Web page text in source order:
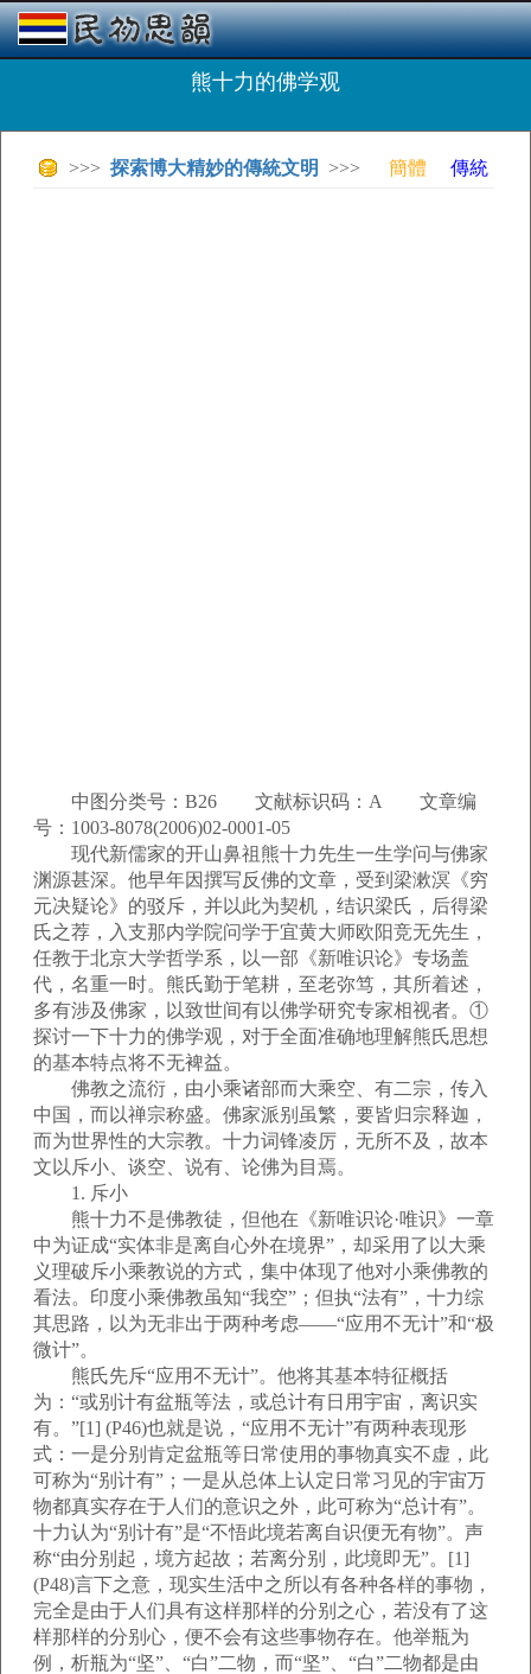
熊十力的佛学观
>>> 探索博大精妙的傳統文明 >>> 簡體 傳統
中图分类号：B26 文献标识码：A 文章编
号：1003-8078(2006)02-0001-05
现代新儒家的开山鼻祖熊十力先生一生学问与佛家
渊源甚深。他早年因撰写反佛的文章，受到梁漱溟《穷
元决疑论》的驳斥，并以此为契机，结识梁氏，后得梁
氏之荐，入支那内学院问学于宜黄大师欧阳竞无先生，
任教于北京大学哲学系，以一部《新唯识论》专场盖
代，名重一时。熊氏勤于笔耕，至老弥笃，其所着述，
多有涉及佛家，以致世间有以佛学研究专家相视者。①
探讨一下十力的佛学观，对于全面准确地理解熊氏思想
的基本特点将不无裨益。
佛教之流衍，由小乘诸部而大乘空、有二宗，传入
中国，而以禅宗称盛。佛家派别虽繁，要皆归宗释迦，
而为世界性的大宗教。十力词锋凌厉，无所不及，故本
文以斥小、谈空、说有、论佛为目焉。
1. 斥小
熊十力不是佛教徒，但他在《新唯识论·唯识》一章
中为证成“实体非是离自心外在境界”，却采用了以大乘
义理破斥小乘教说的方式，集中体现了他对小乘佛教的
看法。印度小乘佛教虽知“我空”；但执“法有”，十力综
其思路，以为无非出于两种考虑——“应用不无计”和“极
微计”。
熊氏先斥“应用不无计”。他将其基本特征概括
为：“或别计有盆瓶等法，或总计有日用宇宙，离识实
有。”[1] (P46)也就是说，“应用不无计”有两种表现形
式：一是分别肯定盆瓶等日常使用的事物真实不虚，此
可称为“别计有”；一是从总体上认定日常习见的宇宙万
物都真实存在于人们的意识之外，此可称为“总计有”。
十力认为“别计有”是“不悟此境若离自识便无有物”。声
称“由分别起，境方起故；若离分别，此境即无”。[1]
(P48)言下之意，现实生活中之所以有各种各样的事物，
完全是由于人们具有这样那样的分别之心，若没有了这
样那样的分别心，便不会有这些事物存在。他举瓶为
例，析瓶为“坚”、“白”二物，而“坚”、“白”二物都是由